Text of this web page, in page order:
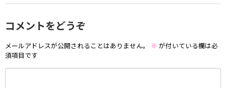
コメントをどうぞ
メールアドレスが公開されることはありません。 ※ が付いている欄は必
須項目です